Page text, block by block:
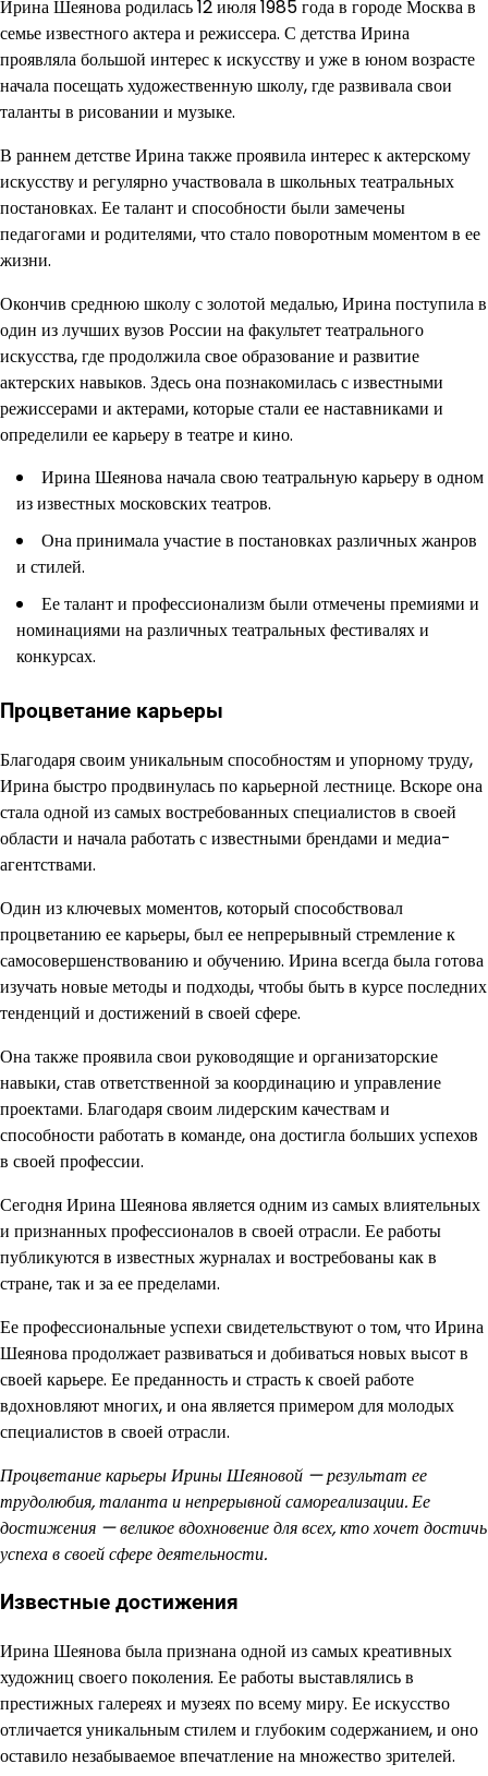
Ирина Шеянова родилась 12 июля 1985 года в городе Москва в
семье известного актера и режиссера. С детства Ирина
проявляла большой интерес к искусству и уже в юном возрасте
начала посещать художественную школу, где развивала свои
таланты в рисовании и музыке.
В раннем детстве Ирина также проявила интерес к актерскому
искусству и регулярно участвовала в школьных театральных
постановках. Ее талант и способности были замечены
педагогами и родителями, что стало поворотным моментом в ее
жизни.
Окончив среднюю школу с золотой медалью, Ирина поступила в
один из лучших вузов России на факультет театрального
искусства, где продолжила свое образование и развитие
актерских навыков. Здесь она познакомилась с известными
режиссерами и актерами, которые стали ее наставниками и
определили ее карьеру в театре и кино.
Ирина Шеянова начала свою театральную карьеру в одном
из известных московских театров.
Она принимала участие в постановках различных жанров
и стилей.
Ее талант и профессионализм были отмечены премиями и
номинациями на различных театральных фестивалях и
конкурсах.
Процветание карьеры
Благодаря своим уникальным способностям и упорному труду,
Ирина быстро продвинулась по карьерной лестнице. Вскоре она
стала одной из самых востребованных специалистов в своей
области и начала работать с известными брендами и медиа-
агентствами.
Один из ключевых моментов, который способствовал
процветанию ее карьеры, был ее непрерывный стремление к
самосовершенствованию и обучению. Ирина всегда была готова
изучать новые методы и подходы, чтобы быть в курсе последних
тенденций и достижений в своей сфере.
Она также проявила свои руководящие и организаторские
навыки, став ответственной за координацию и управление
проектами. Благодаря своим лидерским качествам и
способности работать в команде, она достигла больших успехов
в своей профессии.
Сегодня Ирина Шеянова является одним из самых влиятельных
и признанных профессионалов в своей отрасли. Ее работы
публикуются в известных журналах и востребованы как в
стране, так и за ее пределами.
Ее профессиональные успехи свидетельствуют о том, что Ирина
Шеянова продолжает развиваться и добиваться новых высот в
своей карьере. Ее преданность и страсть к своей работе
вдохновляют многих, и она является примером для молодых
специалистов в своей отрасли.
Процветание карьеры Ирины Шеяновой — результат ее
трудолюбия, таланта и непрерывной самореализации. Ее
достижения — великое вдохновение для всех, кто хочет достичь
успеха в своей сфере деятельности.
Известные достижения
Ирина Шеянова была признана одной из самых креативных
художниц своего поколения. Ее работы выставлялись в
престижных галереях и музеях по всему миру. Ее искусство
отличается уникальным стилем и глубоким содержанием, и оно
оставило незабываемое впечатление на множество зрителей.